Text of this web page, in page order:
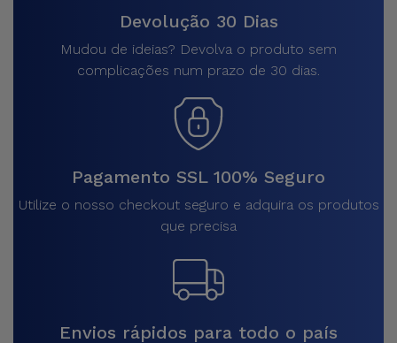
Devolução 30 Dias
Mudou de ideias? Devolva o produto sem
complicações num prazo de 30 dias.
Pagamento SSL 100% Seguro
Utilize o nosso checkout seguro e adquira os produtos
que precisa
Envios rápidos para todo o país